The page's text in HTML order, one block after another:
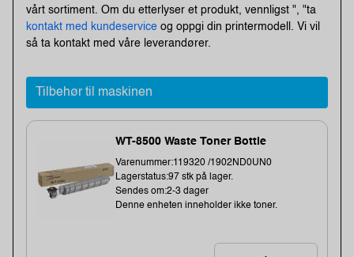
vårt sortiment. Om du etterlyser et produkt, vennligst ", "ta
kontakt med kundeservice og oppgi din printermodell. Vi vil
så ta kontakt med våre leverandører.
Tilbehør til maskinen
WT-8500 Waste Toner Bottle
Varenummer:119320 /1902ND0UN0
Lagerstatus:97 stk på lager.
Sendes om:2-3 dager
Denne enheten inneholder ikke toner.